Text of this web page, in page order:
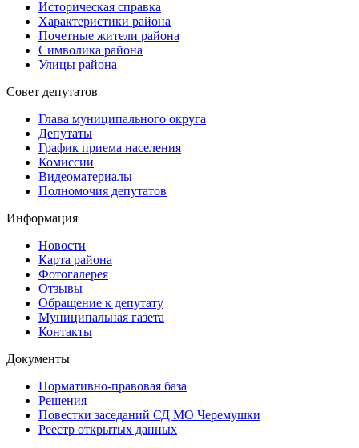
Историческая справка
Характеристики района
Почетные жители района
Символика района
Улицы района
Совет депутатов
Глава муниципального округа
Депутаты
График приема населения
Комиссии
Видеоматериалы
Полномочия депутатов
Информация
Новости
Карта района
Фотогалерея
Отзывы
Обращение к депутату
Муниципальная газета
Контакты
Документы
Нормативно-правовая база
Решения
Повестки заседаний СД МО Черемушки
Реестр открытых данных